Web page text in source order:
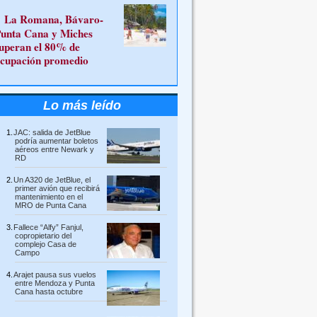
La Romana, Bávaro-
Cana y Miches
el 80% de
promedio
Lo más leído
JAC: salida de JetBlue
podría aumentar boletos
aéreos entre Newark y
RD
Un A320 de JetBlue, el
primer avión que recibirá
mantenimiento en el
MRO de Punta Cana
Fallece “Alfy” Fanjul,
copropietario del
complejo Casa de
Campo
Arajet pausa sus vuelos
entre Mendoza y Punta
Cana hasta octubre